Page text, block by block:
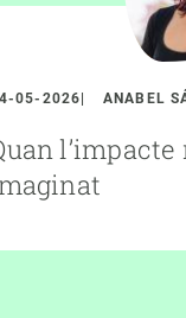
05-2026 ANABEL